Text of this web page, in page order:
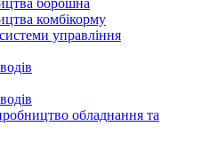
комбікорму
управління
обладнання та